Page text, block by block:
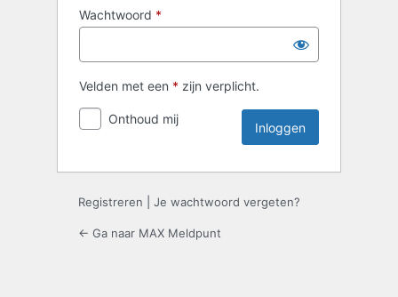
Wachtwoord *
Velden met een * zijn verplicht.
Onthoud mij
Registreren Je wachtwoord vergeten?
← Ga naar MAX Meldpunt